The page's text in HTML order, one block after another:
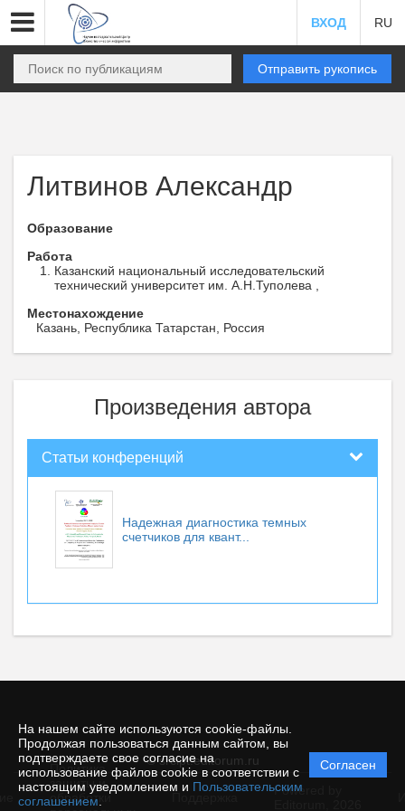
На нашем сайте используются cookie-файлы.
Продолжая пользоваться данным сайтом, вы
подтверждаете свое согласие на
использование файлов cookie в соответствии с
настоящим уведомлением и Пользовательским
соглашением
Согласен
ВХОД RU
Отправить рукопись
Литвинов Александр
Образование
Работа
Казанский национальный исследовательский
технический университет им. А.Н.Туполева ,
Местонахождение
Казань, Республика Татарстан, Россия
Произведения автора
Статьи конференций
Надежная диагностика темных
счетчиков для квант...
© srcipt.editorum.ru
Политика
защиты и
обработки
Powered by